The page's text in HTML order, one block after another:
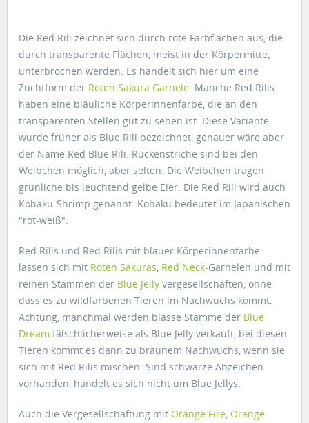
Die Red Rili zeichnet sich durch rote Farbflächen aus, die
durch transparente Flächen, meist in der Körpermitte,
unterbrochen werden. Es handelt sich hier um eine
Zuchtform der Roten Sakura Garnele. Manche Red Rilis
haben eine bläuliche Körperinnenfarbe, die an den
transparenten Stellen gut zu sehen ist. Diese Variante
wurde früher als Blue Rili bezeichnet, genauer wäre aber
der Name Red Blue Rili. Rückenstriche sind bei den
Weibchen möglich, aber selten. Die Weibchen tragen
grünliche bis leuchtend gelbe Eier. Die Red Rili wird auch
Kohaku-Shrimp genannt. Kohaku bedeutet im Japanischen
"rot-weiß".
Red Rilis und Red Rilis mit blauer Körperinnenfarbe
lassen sich mit Roten Sakuras, Red Neck-Garnelen und mit
reinen Stämmen der Blue Jelly vergesellschaften, ohne
dass es zu wildfarbenen Tieren im Nachwuchs kommt.
Achtung, manchmal werden blasse Stämme der Blue
Dream fälschlicherweise als Blue Jelly verkauft, bei diesen
Tieren kommt es dann zu braunem Nachwuchs, wenn sie
sich mit Red Rilis mischen. Sind schwarze Abzeichen
vorhanden, handelt es sich nicht um Blue Jellys.
Auch die Vergesellschaftung mit Orange Fire, Orange